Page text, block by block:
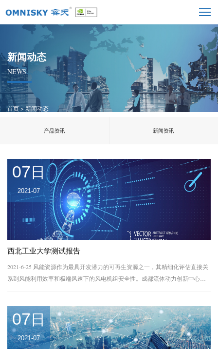
新闻动态
NEWS
首页>新闻动态
产品资讯 新闻资讯
07 日
2021-07
西北工业大学测试报告
2021-6-25 风能资源作为最具开发潜力的可再生资源之一，其精细化评估直接关
系到风能利用效率和极端风速下的风电机组安全性。成都流体动力创新中心的
07日
2021-07